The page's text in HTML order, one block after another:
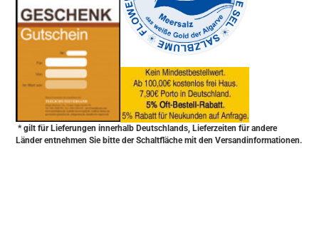
* gilt für Lieferungen innerhalb Deutschlands, Lieferzeiten für andere
Länder entnehmen Sie bitte der Schaltfläche mit den Versandinformationen.